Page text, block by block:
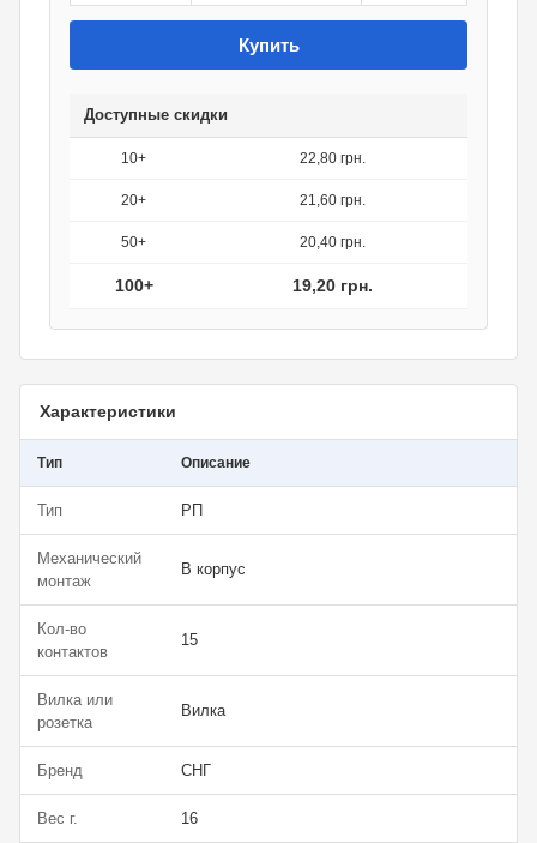
Купить
Доступные скидки
10+ 22,80 грн.
20+ 21,60 грн.
50+ 20,40 грн.
100+ 19,20 грн.
Характеристики
Тип Описание
Тип РП
Механический
монтаж
В корпус
Кол-во
контактов
15
Вилка или
розетка
Вилка
Бренд СНГ
Вес г. 16